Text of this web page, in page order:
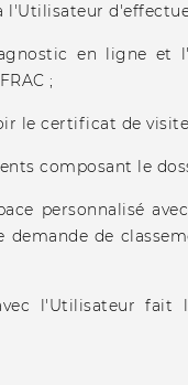
l'Utilisateur
en ligne et
;
le certificat de
composant le
personnalisé
demande de
l'Utilisateur